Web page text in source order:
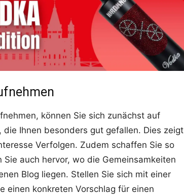
können Sie sich zunächst auf
Ihnen besonders gut gefallen. Dies zeigt
Verfolgen. Zudem schaffen Sie so
auch hervor, wo die Gemeinsamkeiten
Blog liegen. Stellen Sie sich mit einer
einen konkreten Vorschlag für einen